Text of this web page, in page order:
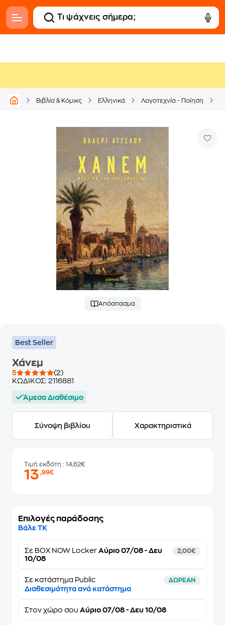
Βιβλία & Κόμικς Ελληνικά Λογοτεχνία - Ποίηση
Απόσπασμα
Best Seller
Χάνεμ
5
(2)
ΚΩΔΙΚΟΣ: 2116881
Άμεσα Διαθέσιμο
Σύνοψη βιβλίου Χαρακτηριστικά
Τιμή εκδότη : 14,62€
13,99€
Επιλογές παράδοσης
Βάλε ΤΚ
Σε BOX NOW Locker Αύριο 07/08 - Δευ
10/08
2,00€
Σε κατάστημα Public ΔΩΡΕΑΝ
Διαθεσιμότητα ανά κατάστημα
Στον χώρο σου Αύριο 07/08 - Δευ 10/08